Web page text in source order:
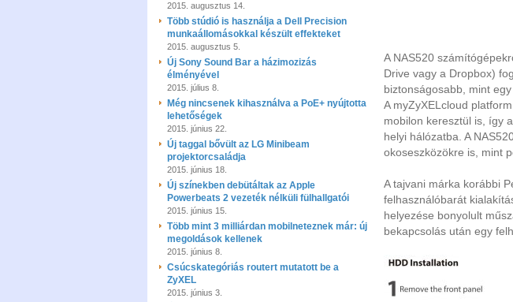
2015. augusztus 14.
Több stúdió is használja a Dell Precision
munkaállomásokkal készült effekteket
2015. augusztus 5.
Új Sony Sound Bar a házimozizás
élményével
2015. július 8.
Még nincsenek kihasználva a PoE+ nyújtotta
lehetőségek
2015. június 22.
Új taggal bővült az LG Minibeam
projektorcsaládja
2015. június 18.
Új színekben debütáltak az Apple
Powerbeats 2 vezeték nélküli fülhallgatói
2015. június 15.
Több mint 3 milliárdan mobilneteznek már: új
megoldások kellenek
2015. június 8.
Csúcskategóriás routert mutatott be a
ZyXEL
2015. június 3.
A NAS520
Drive vagy a Dropbox)
biztonságosabb, mint
A myZyXELcloud
mobilon keresztül is, így
helyi hálózatba. A
okoseszközökre is, mint
A tajvani márka korábbi
felhasználóbarát
helyezése bonyolult
bekapcsolás után egy